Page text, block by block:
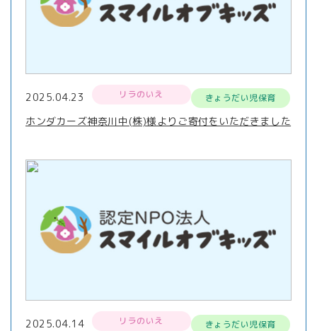
2025.04.23 リラのいえ きょうだい児保育
ホンダカーズ神奈川中(株)様よりご寄付をいただきました
2025.04.14 リラのいえ きょうだい児保育